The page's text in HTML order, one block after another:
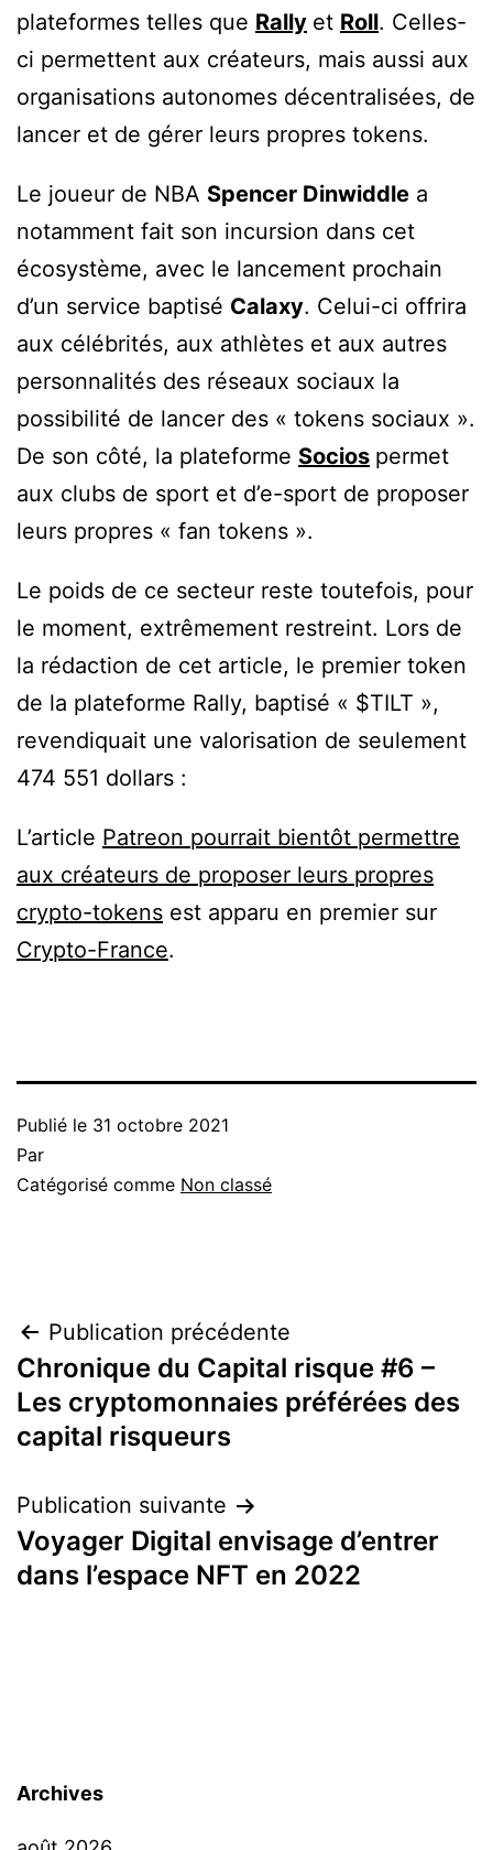
plateformes telles que Rally et Roll. Celles-
ci permettent aux créateurs, mais aussi aux
organisations autonomes décentralisées, de
lancer et de gérer leurs propres tokens.
Le joueur de NBA Spencer Dinwiddle a
notamment fait son incursion dans cet
écosystème, avec le lancement prochain
d’un service baptisé Calaxy. Celui-ci offrira
aux célébrités, aux athlètes et aux autres
personnalités des réseaux sociaux la
possibilité de lancer des « tokens sociaux ».
De son côté, la plateforme Socios permet
aux clubs de sport et d’e-sport de proposer
leurs propres « fan tokens ».
Le poids de ce secteur reste toutefois, pour
le moment, extrêmement restreint. Lors de
la rédaction de cet article, le premier token
de la plateforme Rally, baptisé « $TILT »,
revendiquait une valorisation de seulement
474 551 dollars :
L’article Patreon pourrait bientôt permettre
aux créateurs de proposer leurs propres
crypto-tokens est apparu en premier sur
Crypto-France.
Publié le 31 octobre 2021
Par
Catégorisé comme Non classé
Navigation
de
l’article
Publication précédente
Chronique du Capital risque #6 –
Les cryptomonnaies préférées des
capital risqueurs
Publication suivante
Voyager Digital envisage d’entrer
dans l’espace NFT en 2022
Archives